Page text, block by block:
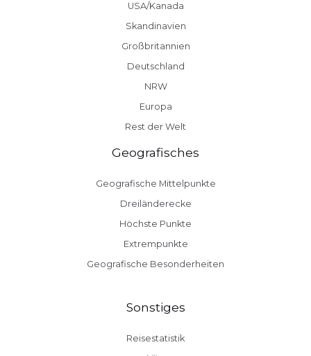
USA/Kanada
Skandinavien
Großbritannien
Deutschland
NRW
Europa
Rest der Welt
Geografisches
Geografische Mittelpunkte
Dreiländerecke
Höchste Punkte
Extrempunkte
Geografische Besonderheiten
Sonstiges
Reisestatistik